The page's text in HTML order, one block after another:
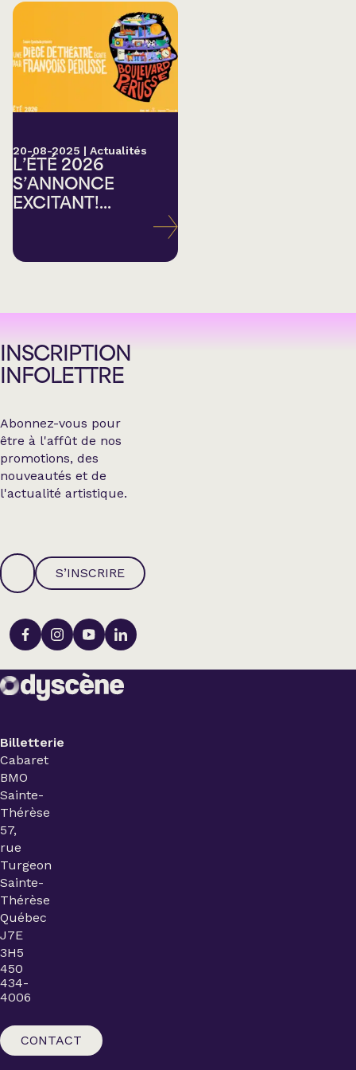
20-08-2025 | Actualités
L’ÉTÉ 2026
S’ANNONCE
EXCITANT!...
INSCRIPTION
INFOLETTRE
Abonnez-vous pour
être à l'affût de nos
promotions, des
nouveautés et de
l'actualité artistique.
S’INSCRIRE
Billetterie
Cabaret
BMO
Sainte-
Thérèse
57,
rue
Turgeon
Sainte-
Thérèse
Québec
J7E
3H5
450
434-
4006
CONTACT